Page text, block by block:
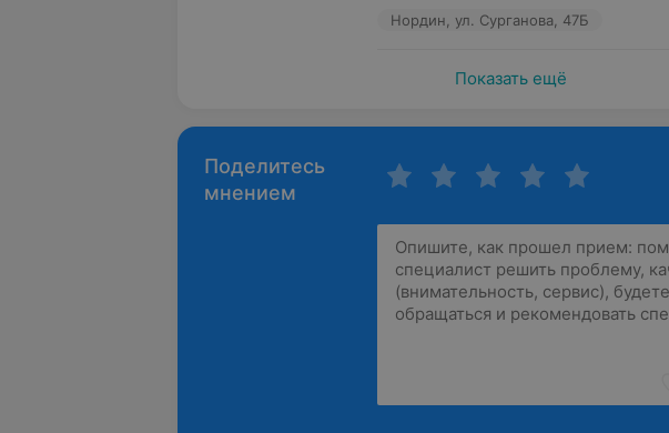
Нордин, ул. Сурганова, 47Б
Показать ещё
Поделитесь
мнением